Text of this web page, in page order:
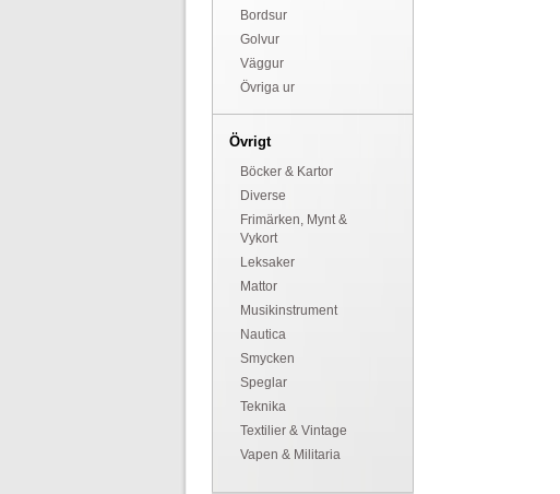
Bordsur
Golvur
Väggur
Övriga ur
Övrigt
Böcker & Kartor
Diverse
Frimärken, Mynt &
Vykort
Leksaker
Mattor
Musikinstrument
Nautica
Smycken
Speglar
Teknika
Textilier & Vintage
Vapen & Militaria